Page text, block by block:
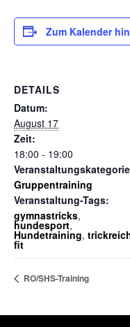
Zum Kalender
DETAILS
Datum:
August 17
Zeit:
18:00 - 19:00
Gruppentraining
Veranstaltung-Tags:
gymnastricks,
hundesport,
Hundetraining,
fit
RO/SHS-Training